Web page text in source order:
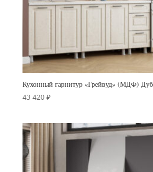
Кухонный гарнитур «Грейвуд» (МДФ)
43 420 ₽